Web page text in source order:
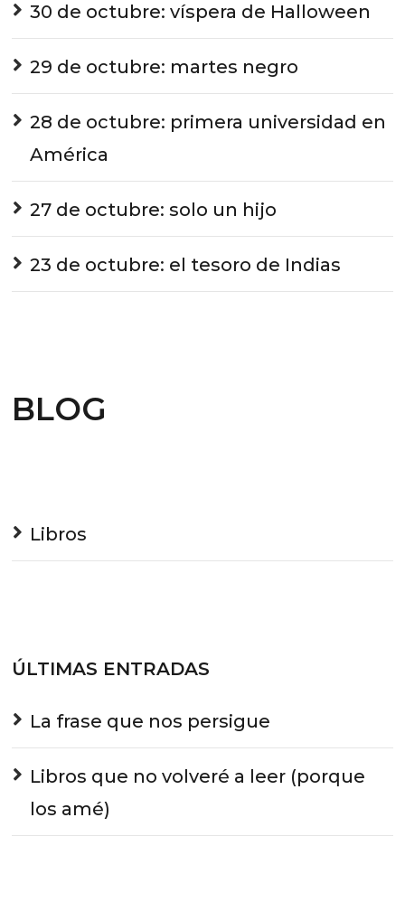
30 de octubre: víspera de Halloween
29 de octubre: martes negro
28 de octubre: primera universidad en
América
27 de octubre: solo un hijo
23 de octubre: el tesoro de Indias
BLOG
Libros
ÚLTIMAS ENTRADAS
La frase que nos persigue
Libros que no volveré a leer (porque
los amé)